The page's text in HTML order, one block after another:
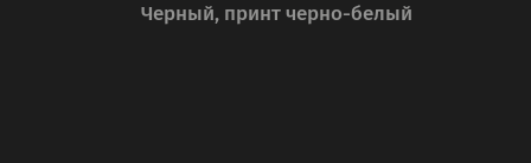
Черный, принт черно-белый